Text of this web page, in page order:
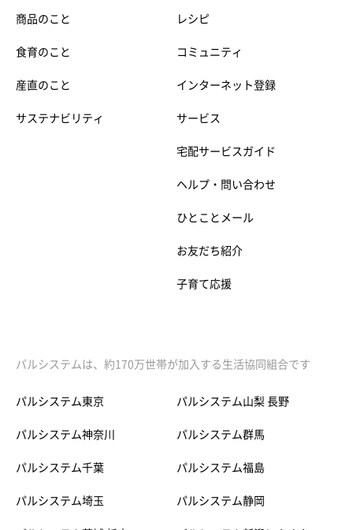
商品のこと
食育のこと
産直のこと
サステナビリティ
レシピ
コミュニティ
インターネット登録
サービス
宅配サービスガイド
ヘルプ・問い合わせ
ひとことメール
お友だち紹介
子育て応援
パルシステムは、約170万世帯が加入する生活協同組合です
パルシステム東京
パルシステム神奈川
パルシステム千葉
パルシステム埼玉
パルシステム山梨 長野
パルシステム群馬
パルシステム福島
パルシステム静岡